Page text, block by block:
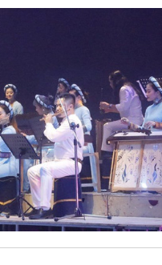
tảng làn điệu âm nhạc
được trình diễn trực tiếp